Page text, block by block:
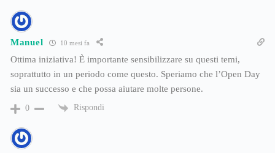
Manuel 10 mesi fa
Ottima iniziativa! È importante sensibilizzare su questi temi,
soprattutto in un periodo come questo. Speriamo che l’Open Day
sia un successo e che possa aiutare molte persone.
0 Rispondi